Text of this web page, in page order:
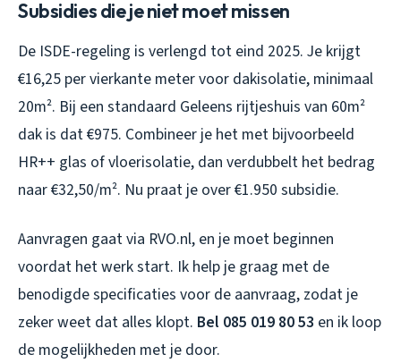
Subsidies die je niet moet missen
De ISDE-regeling is verlengd tot eind 2025. Je krijgt
€16,25 per vierkante meter voor dakisolatie, minimaal
20m². Bij een standaard Geleens rijtjeshuis van 60m²
dak is dat €975. Combineer je het met bijvoorbeeld
HR++ glas of vloerisolatie, dan verdubbelt het bedrag
naar €32,50/m². Nu praat je over €1.950 subsidie.
Aanvragen gaat via RVO.nl, en je moet beginnen
voordat het werk start. Ik help je graag met de
benodigde specificaties voor de aanvraag, zodat je
zeker weet dat alles klopt. Bel 085 019 80 53 en ik loop
de mogelijkheden met je door.